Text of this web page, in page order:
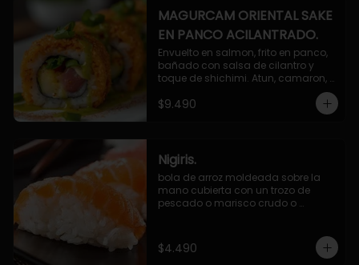
MAGURCAM ORIENTAL SAKE
EN PANCO ACILANTRADO.
Envuelto en salmon, frito en panco,
bañado con salsa de cilantro y
toque de shichimi. Atun, camaron,
$9.490
Nigiris.
bola de arroz moldeada sobre la
mano cubierta con un trozo de
pescado o marisco crudo o
$4.490